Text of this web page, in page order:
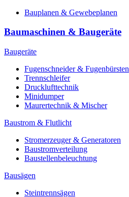
Bauplanen & Gewebeplanen
Baumaschinen & Baugeräte
Baugeräte
Fugenschneider & Fugenbürsten
Trennschleifer
Drucklufttechnik
Minidumper
Maurertechnik & Mischer
Baustrom & Flutlicht
Stromerzeuger & Generatoren
Baustromverteilung
Baustellenbeleuchtung
Bausägen
Steintrennsägen